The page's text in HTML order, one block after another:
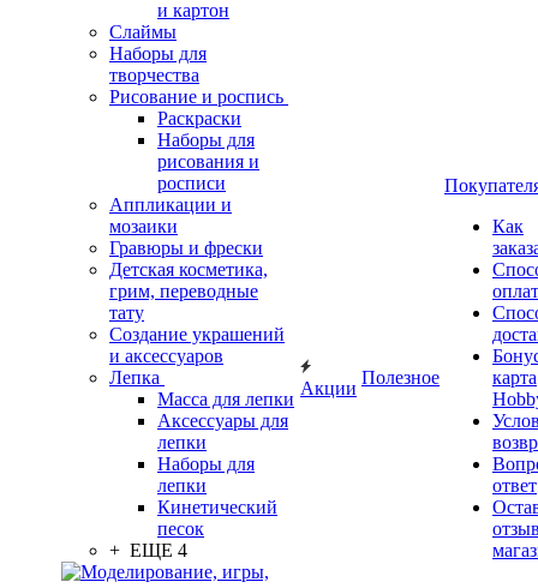
и картон
Слаймы
Наборы для
творчества
Рисование и роспись
Раскраски
Наборы для
рисования и
росписи
Аппликации и
мозаики
Гравюры и фрески
Детская косметика,
грим, переводные
тату
Создание украшений
и аксессуаров
Лепка
Масса для лепки
Аксессуары для
лепки
Наборы для
лепки
Кинетический
песок
+ ЕЩЕ 4
Акции
Полезное
Как
карта
ответ